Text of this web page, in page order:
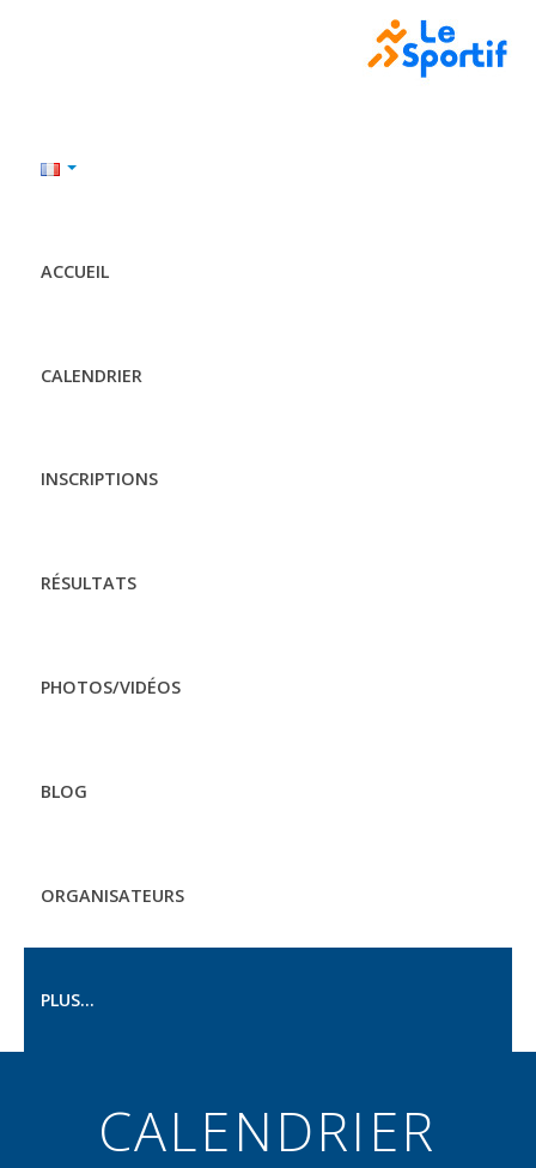
ACCUEIL
CALENDRIER
INSCRIPTIONS
RÉSULTATS
PHOTOS/VIDÉOS
BLOG
ORGANISATEURS
PLUS...
CALENDRIER